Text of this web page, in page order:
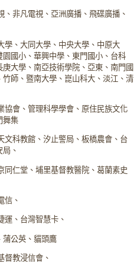
非凡電視、亞洲廣播、飛碟廣播、
學、大同大學、中央大學、中原大
國小、華興中學、東門國小、台科
大學、南亞技術學院、亞東、南門國
師、暨南大學、崑山科大、淡江、清
協會、管理科學學會、原住民族文化
舞集
文科教館、汐止警局、板橋農會、台
、
同仁堂、埔里基督教醫院、葛蘭素史
信、
運、台灣智慧卡、
蒲公英、貓頭鷹
督教浸信會、